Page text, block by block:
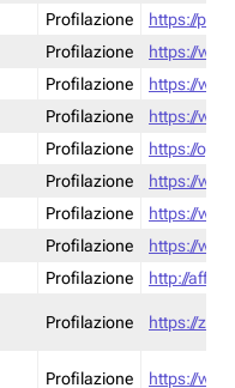
Profilazione
https://
Profilazione
https://
Profilazione
https://
Profilazione
https://
Profilazione
https://
Profilazione
https://
Profilazione
https://
Profilazione
https://
Profilazione
http://
Profilazione https://
Profilazione https://